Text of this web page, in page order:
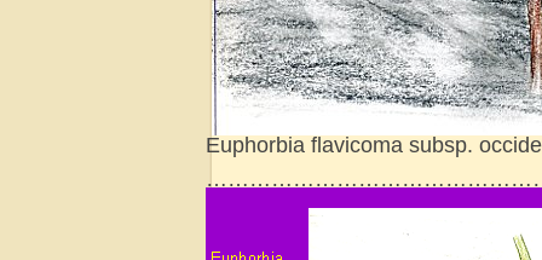
Euphorbia flavicoma subsp.